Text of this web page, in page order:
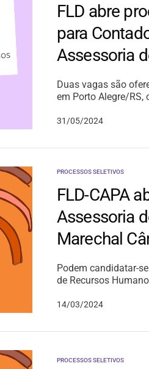
FLD abre
para
Assessoria
Duas vagas são
em Porto Alegre/RS,
31/05/2024
PROCESSOS SELETIVOS
FLD-CAPA
Assessoria
Marechal
Podem candidatar-
de Recursos
14/03/2024
PROCESSOS SELETIVOS